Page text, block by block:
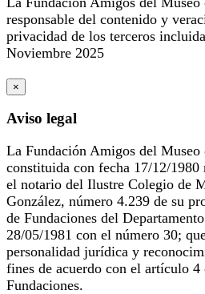
responsable del contenido y
privacidad de los terceros
Noviembre 2025
×
Aviso legal
La Fundación Amigos del Museo
constituida con fecha 17/12/
el notario del Ilustre Colegio de
González, número 4.239 de su
de Fundaciones del
28/05/1981 con el número 30;
personalidad jurídica y
fines de acuerdo con el artículo
Fundaciones.